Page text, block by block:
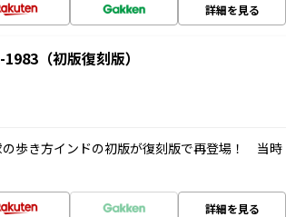
詳細を見る
（初版復刻版）
歩き方インドの初版が復刻版で再登場！ 当時
詳細を見る